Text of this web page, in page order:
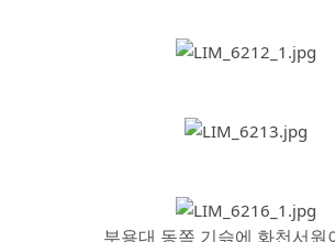
부용대 동쪽 기슭에 화천서원